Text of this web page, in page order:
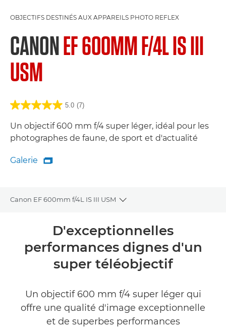
OBJECTIFS DESTINÉS AUX APPAREILS PHOTO REFLEX
CANONEF 600MM F/4L IS III
USM
5.0 (7)
Un objectif 600 mm f/4 super léger, idéal pour les
photographes de faune, de sport et d'actualité
Galerie
Galerie

Canon EF 600mm f/4L IS III USM
Toggle breadcrumbs
Caractéristiques
Commentaires
D'exceptionnelles
performances dignes d'un
super téléobjectif
Un objectif 600 mm f/4 super léger qui
offre une qualité d'image exceptionnelle
et de superbes performances